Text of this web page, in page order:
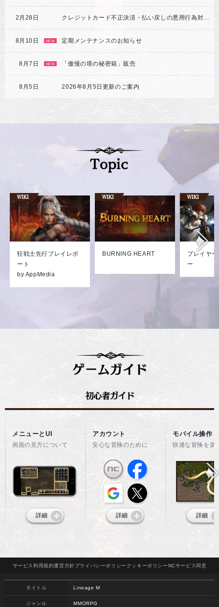
2月28日
8月10日 NEW 定期メンテナンスのお知らせ
8月7日 NEW 「傲慢の塔の秘密箱」販売
8月5日 2026年8月5日更新のご案内
狂戦士先行プレイレポ
ート
by AppMedia
BURNING HEART
プレイヤ
ー
メニューとUI
画面の見方について
詳細
アカウント
安心な冒険のために
詳細
モバイル操作
快適な冒険を楽
詳細
サービス 利用規約運営方針プライバシーポリシー クッキーポリシーNCサービス 同意
タイトル Lineage M
ジャンル MMORPG